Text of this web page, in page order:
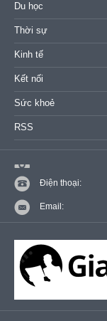
Du học
Thời sự
Kinh tế
Kết nối
Sức khoẻ
RSS
Điện thoại:
Email: